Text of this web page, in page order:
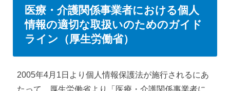
医療・介護関係事業者における個人
情報の適切な取扱いのためのガイド
ライン（厚生労働省）
2005年4月1日より個人情報保護法が施行されるにあ
たって、厚生労働省より「医療・介護関係事業者に